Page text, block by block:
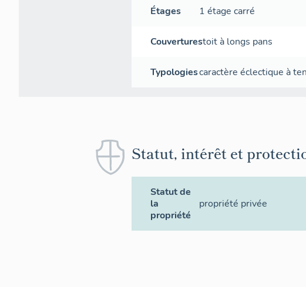
Étages 1 étage carré
Couverturestoit à longs pans
Typologiescaractère éclectique à
Statut, intérêt et
Statut de
la
propriété
propriété privée